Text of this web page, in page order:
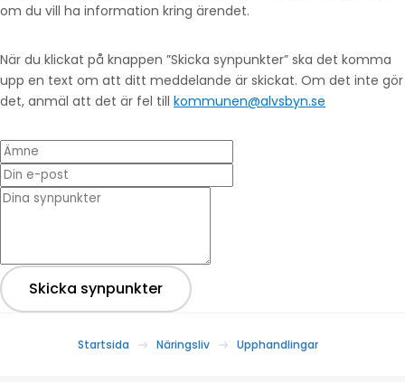
om du vill ha information kring ärendet.
När du klickat på knappen ”Skicka synpunkter” ska det komma
upp en text om att ditt meddelande är skickat. Om det inte gör
det, anmäl att det är fel till kommunen@alvsbyn.se
Ämne
Din e-post
* Dina synpunkter
Skicka synpunkter
Startsida Näringsliv Upphandlingar